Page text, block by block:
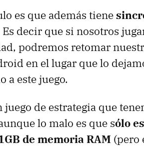
es que además tiene
Es decir que si nosotros
podremos retomar
en el lugar que lo
a este juego.
de estrategia que
lo malo es que sólo
de memoria RAM (pero